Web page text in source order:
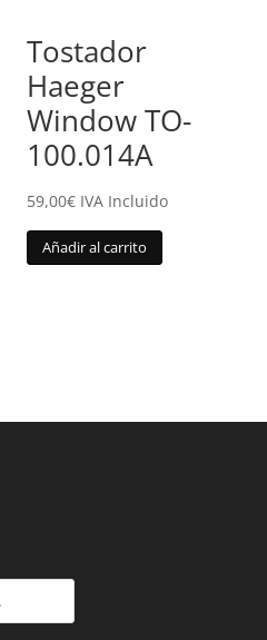
Tostador
Haeger
Window TO-
100.014A
59,00€ IVA Incluido
Añadir al carrito